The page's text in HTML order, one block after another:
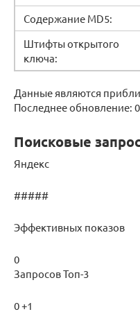
Содержание MD5:
Штифты открытого
ключа:
Данные являются
Последнее обновление:
Поисковые
Яндекс
#####
Эффективных показов
0
Запросов Топ-3
0 +1